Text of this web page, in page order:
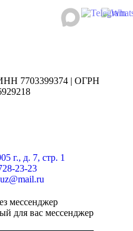
7703399374 | ОГРН
г., д. 7, стр. 1
23-23
мессенджер
для вас мессенджер